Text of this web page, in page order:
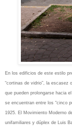
En los edificios de este estilo
“cortinas de vidrio”, la escasez
que pueden prolongarse hacia
se encuentran entre los “cinco
1925. El Movimiento Moderno
unifamiliares y dúplex de Luis